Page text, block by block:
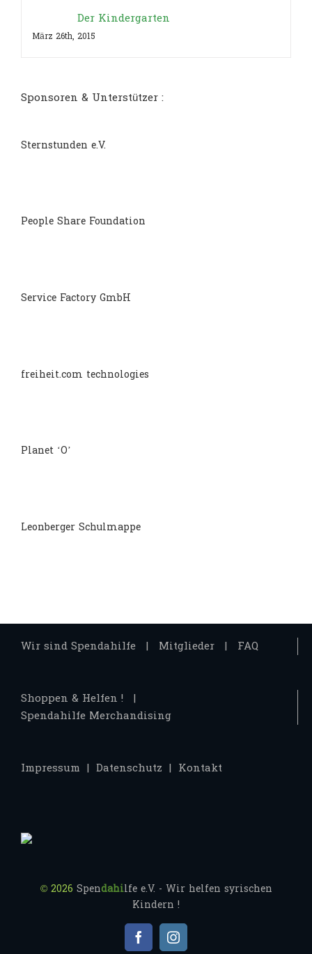
Der Kindergarten
März 26th, 2015
Sponsoren & Unterstützer :
Sternstunden e.V.
People Share Foundation
Service Factory GmbH
freiheit.com technologies
Planet ‘O’
Leonberger Schulmappe
Wir sind Spendahilfe Mitglieder FAQ
Shoppen & Helfen !
Spendahilfe Merchandising
Impressum Datenschutz Kontakt
© 2026 Spendahilfe e.V. - Wir helfen syrischen
Kindern !
facebookinstagram